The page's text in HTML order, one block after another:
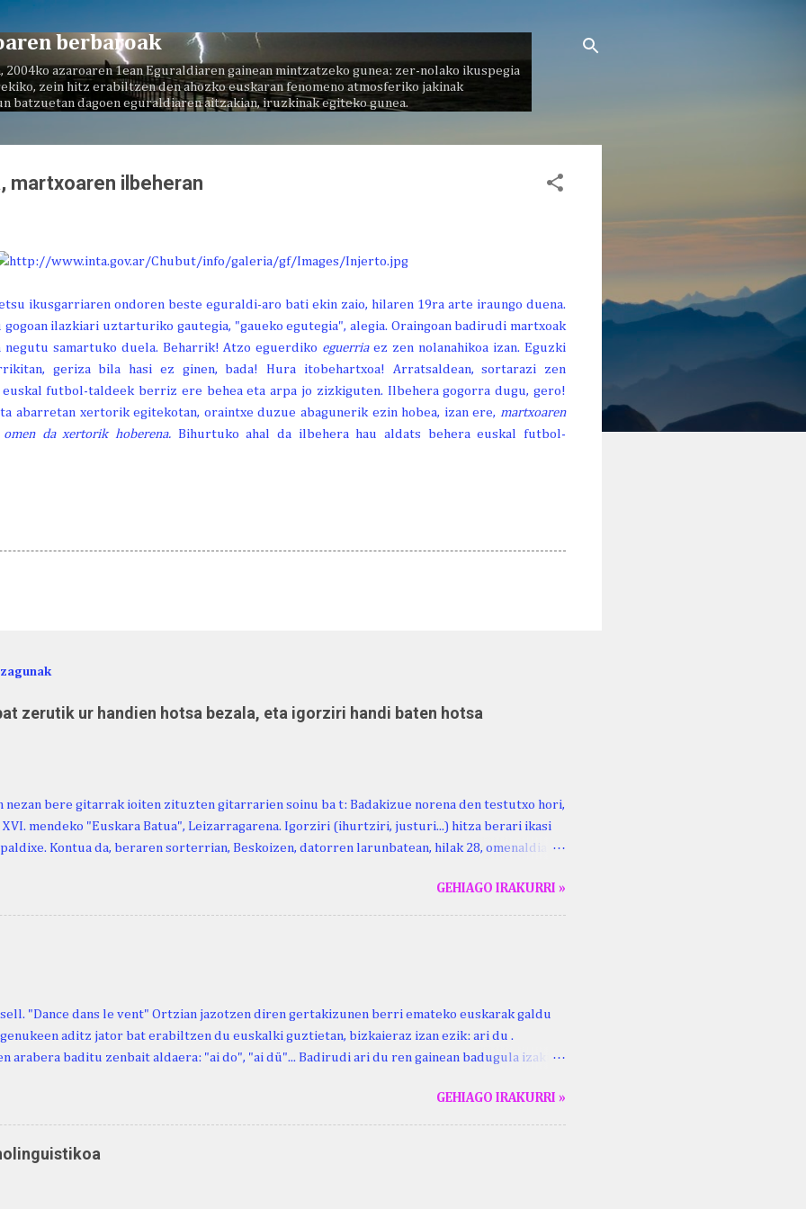
berbaroak
2004ko azaroaren 1ean Eguraldiaren gainean mintzatzeko gunea: zer-nolako ikuspegia
zein hitz erabiltzen den ahozko euskaran fenomeno atmosferiko jakinak
batzuetan dagoen eguraldiaren aitzakian, iruzkinak egiteko gunea.
martxoaren ilbeheran
ikusgarriaren ondoren beste eguraldi-aro bati ekin zaio, hilaren 19ra arte iraungo duena.
ilazkiari uztarturiko gautegia, "gaueko egutegia", alegia. Oraingoan badirudi martxoak
samartuko duela. Beharrik! Atzo eguerdiko eguerriaez zen nolanahikoa izan. Eguzki
geriza bila hasi ez ginen, bada! Hura itobehartxoa! Arratsaldean, sortarazi zen
futbol-taldeek berriz ere behea eta arpa jo zizkiguten. Ilbehera gogorra dugu, gero!
abarretan xertorik egitekotan, oraintxe duzue abagunerik ezin hobea, izan ere, martxoaren
da xertorik hoberena. Bihurtuko ahal da ilbehera hau aldats behera euskal futbol-
zerutik ur handien hotsa bezala, eta igorziri handi baten hotsa
nezan bere gitarrak ioiten zituzten gitarrarien soinu ba t: Badakizue norena den testutxo hori,
XVI. mendeko "Euskara Batua", Leizarragarena. Igorziri (ihurtziri, justuri...) hitza berari ikasi
Kontua da, beraren sorterrian, Beskoizen, datorren larunbatean, hilak 28, omenaldia
berri. "Leizarraga egun" izeneko omenaldia antolatu dute. Hauxe duzue Kristinari Henri
programa: - 15.00 Ongi etorria (herriko jantegian). - Henrike Knörr: Leizarraga-
GEHIAGO IRAKURRI »
"Dance dans le vent" Ortzian jazotzen diren gertakizunen berri emateko euskarak galdu
aditz jator bat erabiltzen du euskalki guztietan, bizkaieraz izan ezik: ari du .
arabera baditu zenbait aldaera: "ai do", "ai dü"... Badirudi ari du ren gainean badugula izaki
ari du. (Euria). Mujika Josefa Martina . Neronek or-emen entzunak. Lodi ari du: ebi (euri)
Oñatibia Manuel . Bible Saindua. (Duvoisin). 1859. Ebiya bizitzen ari du .... Mujika Josefa
Neronek or-emen entzunak. Gexala ari du ... Ebi maxkala . (Ebi indar gutxikoa). Mujika Josefa
or-emen entzunak. Euri txe au da okerrena... Ezerez bezela ari du , ta sartzen da
GEHIAGO IRAKURRI »